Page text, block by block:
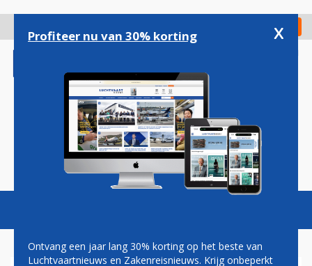
gaan
Check in
Magazine Podcasts Vacatures
Profiteer nu van 30% korting x
Ontvang een jaar lang 30% korting op het beste van
Luchtvaartnieuws en Zakenreisnieuws. Krijg onbeperkt